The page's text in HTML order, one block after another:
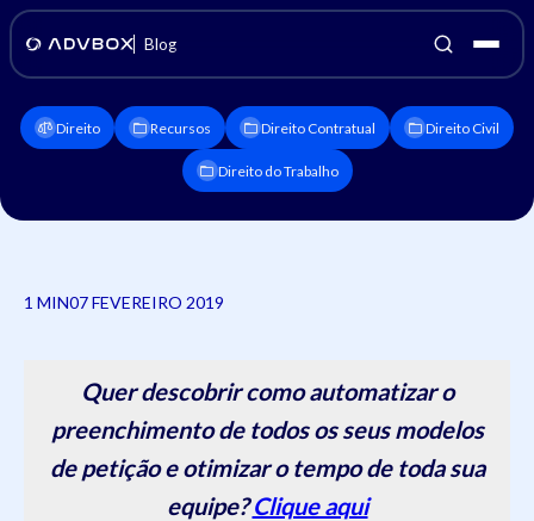
Blog
Direito Recursos Direito Contratual Direito Civil
Direito do Trabalho
1 MIN07 FEVEREIRO 2019
Quer descobrir como automatizar o
preenchimento de todos os seus modelos
de petição e otimizar o tempo de toda sua
equipe?Clique aqui